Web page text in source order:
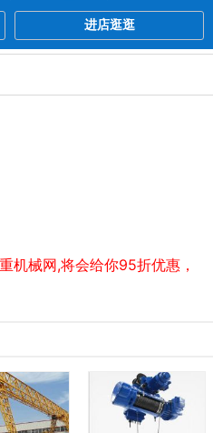
进店逛逛
机械网,将会给你95折优惠，